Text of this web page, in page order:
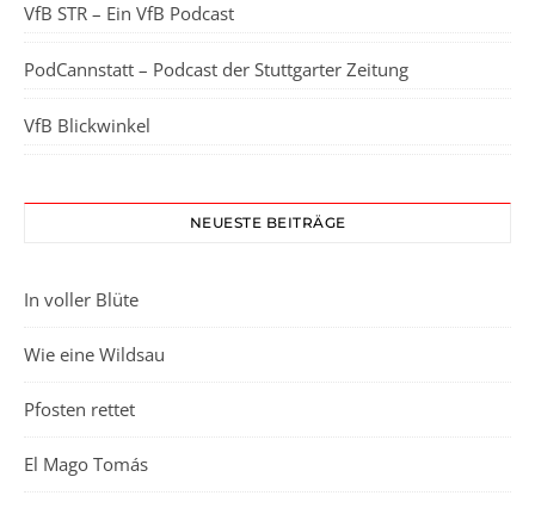
VfB STR – Ein VfB Podcast
PodCannstatt – Podcast der Stuttgarter Zeitung
VfB Blickwinkel
NEUESTE BEITRÄGE
In voller Blüte
Wie eine Wildsau
Pfosten rettet
El Mago Tomás